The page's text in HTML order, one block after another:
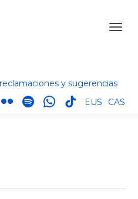
y sugerencias
flickr spotifywhatsapp
tik
EUS CAS